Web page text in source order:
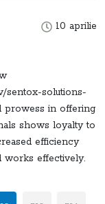
10 aprilie
sentox-solutions-
prowess in offering
shows loyalty to
efficiency
works effectively.